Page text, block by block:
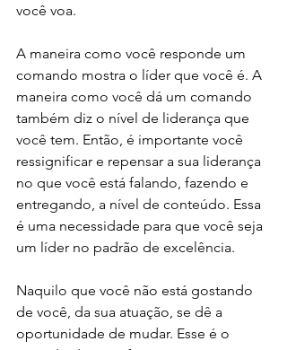
você voa.
A maneira como você responde um
comando mostra o líder que você é. A
maneira como você dá um comando
também diz o nível de liderança que
você tem. Então, é importante você
ressignificar e repensar a sua liderança
no que você está falando, fazendo e
entregando, a nível de conteúdo. Essa
é uma necessidade para que você seja
um líder no padrão de excelência.
Naquilo que você não está gostando
de você, da sua atuação, se dê a
oportunidade de mudar. Esse é o